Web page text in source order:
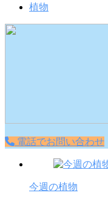
植物
電話でお問い合わせ
今週の植物